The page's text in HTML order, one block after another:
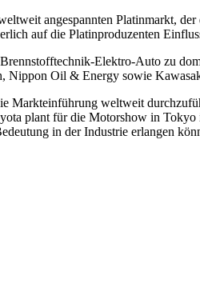
angespannten Platinmarkt,
auf die Platinproduzenten
Elektro-Auto zu
Nippon Oil & Energy sowie
Markteinführung weltweit
plant für die Motorshow in
in der Industrie erlangen